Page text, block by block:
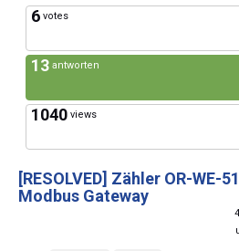
6 votes
13 antworten
1040 views
[RESOLVED] Zähler OR-WE-
Modbus Gateway